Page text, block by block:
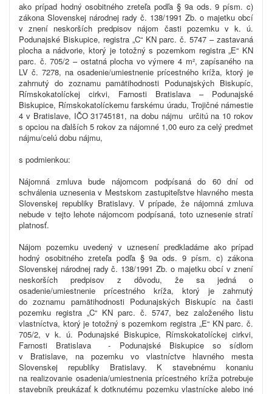
ako prípad hodný osobitného zreteľa podľa § 9a ods. 9 písm. c)
zákona Slovenskej národnej rady č. 138/1991 Zb. o majetku obcí
v znení neskorších predpisov nájom časti pozemku v k. ú.
Podunajské Biskupice, registra „C“ KN parc. č. 5747 – zastavaná
plocha a nádvorie, ktorý je totožný s pozemkom registra „E“ KN
parc. č. 705/2 – ostatná plocha vo výmere 4 m², zapísaného na
LV č. 7278, na osadenie/umiestnenie prícestného kríža, ktorý je
zahrnutý do zoznamu pamätihodnosti Podunajských Biskupíc,
Rímskokatolíckej cirkvi, Farnosti Bratislava – Podunajské
Biskupice, Rímskokatolíckemu farskému úradu, Trojičné námestie
4 v Bratislave, IČO 31745181, na dobu nájmu určitú na 10 rokov
s opciou na ďalších 5 rokov za nájomné 1,00 euro za celý predmet
nájmu/celú dobu nájmu,
s podmienkou:
Nájomná zmluva bude nájomcom podpísaná do 60 dní od
schválenia uznesenia v Mestskom zastupiteľstve hlavného mesta
Slovenskej republiky Bratislavy. V prípade, že nájomná zmluva
nebude v tejto lehote nájomcom podpísaná, toto uznesenie stratí
platnosť.
Nájom pozemku uvedený v uznesení predkladáme ako prípad
hodný osobitného zreteľa podľa § 9a ods. 9 písm. c) zákona
Slovenskej národnej rady č. 138/1991 Zb. o majetku obcí v znení
neskorších predpisov z dôvodu, že sa jedná o
osadenie/umiestnenie prícestného kríža, ktorý je zahrnutý
do zoznamu pamätihodnosti Podunajských Biskupíc na časti
pozemku registra „C“ KN parc. č. 5747, bez založeného listu
vlastníctva, ktorý je totožný s pozemkom registra „E“ KN parc. č.
705/2, v k. ú. Podunajské Biskupice, Rímskokatolíckej cirkvi,
Farnosti Bratislava - Podunajské Biskupice so sídlom
v Bratislave, na pozemku vo vlastníctve hlavného mesta
Slovenskej republiky Bratislavy. K stavebnému konaniu
na realizovanie osadenia/umiestnenia prícestného kríža potrebuje
stavebník preukázať k dotknutému pozemku vlastnícke alebo iné